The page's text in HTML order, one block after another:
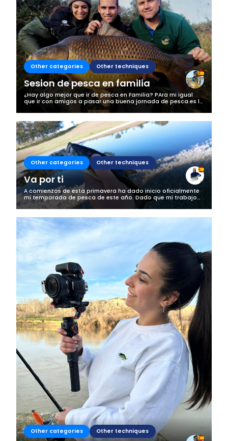
Other categories Other techniques
Sesion de pesca en familia
¿Hay algo mejor que ir de pesca en Familia? PAra mi igual
que ir con amigos a pasar una buena jornada de pesca es lo
mejor, esta vez fuimos a navarra llevando a mi tio a que
recordará la pescaa...
Other categories Other techniques
Va por ti
A comienzos de esta primavera ha dado inicio oficialmente
mi temporada de pesca de este año. Dado que mi trabajo
no me deja mucho tiempo libre no puedo bajar mucho al río
(que es donde están los...
Other categories Other techniques